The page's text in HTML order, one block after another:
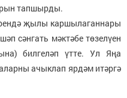
тапшырды.
җылы каршылаганнары
сәнгать мәктәбе төзелүен
билгеләп үтте. Ул Яңа
ачыклап ярдәм итәргә